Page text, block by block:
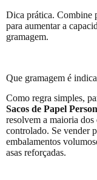
Dica prática. Combine
para aumentar a
gramagem.
Que gramagem é
Como regra simples,
Sacos de Papel
resolvem a maioria dos
controlado. Se vender
embalamentos
asas reforçadas.